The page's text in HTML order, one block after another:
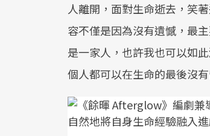
人離開，面對生命逝去，笑
容不僅是因為沒有遺憾，最
是一家人，也許我也可以如
個人都可以在生命的最後沒